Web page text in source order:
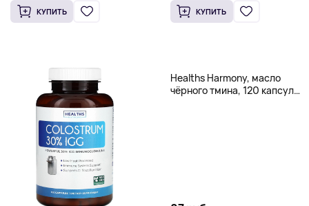
КУПИТЬ КУПИТЬ
Healths Harmony, масло
чёрного тмина, 120 капсул